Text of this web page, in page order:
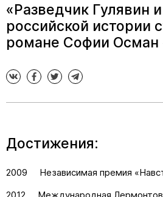
«Разведчик Гулявин
российской истории
романе Софии Осман
Достижения:
2009
Независимая премия